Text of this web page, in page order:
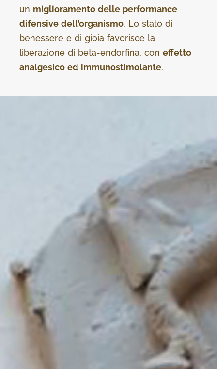
un miglioramento delle performance
difensive dell’organismo. Lo stato di
benessere e di gioia favorisce la
liberazione di beta-endorfina, con effetto
analgesico ed immunostimolante.